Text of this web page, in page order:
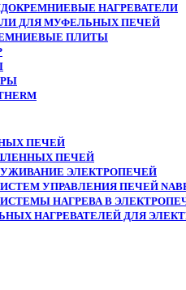
НАГРЕВАТЕЛИ
ДЛЯ МУФЕЛЬНЫХ ПЕЧЕЙ
ПЛИТЫ
ПЕЧЕЙ
ПЕЧЕЙ
ЭЛЕКТРОПЕЧЕЙ
УПРАВЛЕНИЯ ПЕЧЕЙ
НАГРЕВА В
НАГРЕВАТЕЛЕЙ ДЛЯ